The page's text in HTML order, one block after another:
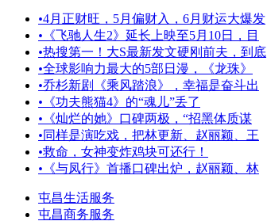
•4月正财旺，5月偏财入，6月财运大爆发
• 《飞驰人生2》延长上映至5月10日，目
•热搜第一！大S最新发文硬刚前夫，到底
•全球影响力最大的5部日漫，《龙珠》
•乔杉新剧《乘风踏浪》，幸福是奋斗出
• 《功夫熊猫4》的“魂儿”丢了
• 《灿烂的她》口碑两极，“招黑体质谋
•同样是演吃戏，把林更新、赵丽颖、王
•救命，女神变炸鸡块可还行！
• 《与凤行》首播口碑出炉，赵丽颖、林
屯昌生活服务
屯昌商务服务